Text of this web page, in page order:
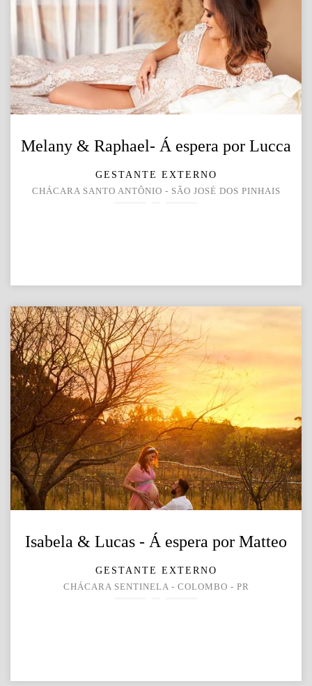
Melany & Raphael- Á espera por Lucca
GESTANTE EXTERNO
CHÁCARA SANTO ANTÔNIO - SÃO JOSÉ DOS PINHAIS
Isabela & Lucas - Á espera por Matteo
GESTANTE EXTERNO
CHÁCARA SENTINELA - COLOMBO - PR